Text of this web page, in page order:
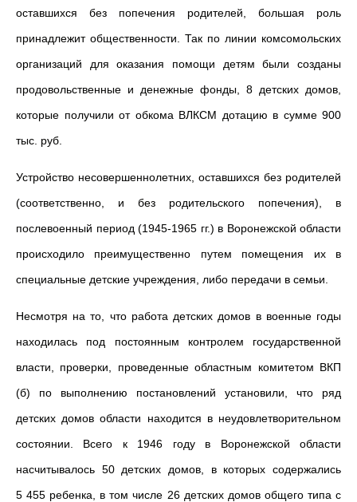
оставшихся без попечения родителей, большая роль
принадлежит общественности. Так по линии комсомольских
организаций для оказания помощи детям были созданы
продовольственные и денежные фонды, 8 детских домов,
которые получили от обкома ВЛКСМ дотацию в сумме 900
тыс. руб.
Устройство несовершеннолетних, оставшихся без родителей
(соответственно, и без родительского попечения), в
послевоенный период (1945-1965 гг.) в Воронежской области
происходило преимущественно путем помещения их в
специальные детские учреждения, либо передачи в семьи.
Несмотря на то, что работа детских домов в военные годы
находилась под постоянным контролем государственной
власти, проверки, проведенные областным комитетом ВКП
(б) по выполнению постановлений установили, что ряд
детских домов области находится в неудовлетворительном
состоянии. Всего к 1946 году в Воронежской области
насчитывалось 50 детских домов, в которых содержались
5 455 ребенка, в том числе 26 детских домов общего типа с